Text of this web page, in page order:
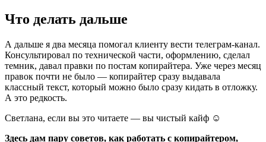
Что делать дальше
А дальше я два месяца помогал клиенту вести телеграм-канал.
Консультировал по технической части, оформлению, сделал
темник, давал правки по постам копирайтера. Уже через месяц
правок почти не было — копирайтер сразу выдавала
классный текст, который можно было сразу кидать в отложку.
А это редкость.
Светлана, если вы это читаете — вы чистый кайф ☺
Здесь дам пару советов, как работать с копирайтером,